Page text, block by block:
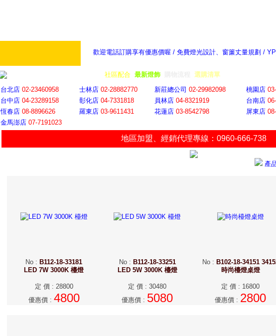
歡迎電話訂購享有優惠價喔 / 免費燈光設計、窗簾丈量規劃 /
社區配合 最新燈飾 選購清單
台北店 02-23460958 士林店 02-28882770 新莊總公司 02-29982098 桃園店
台中店 04-23289158 彰化店 04-7331818 員林店 04-8321919 台南店
恆春店 08-8896626 羅東店 03-9611431 花蓮店 03-8542798 屏東店
金馬澎店 07-7191023
地區加盟 經銷代理專線：0960-666-738
產
No : B112-18-33181
LED 7W 3000K 檯燈
定 價: 28800
優惠價: 4800
No: B112-18-33251
LED 5W 3000K 檯燈
定 價 : 30480
優惠價 : 5080
No: B102-18-34151
時尚檯燈桌燈
定 價 : 16800
優惠價 : 2800